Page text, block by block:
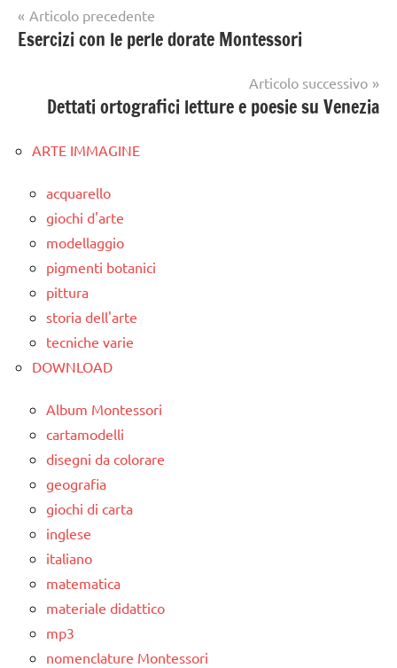
Navigazione
articoli
Articolo precedente
Esercizi con le perle dorate Montessori
Articolo successivo
Dettati ortografici letture e poesie su Venezia
ARTE IMMAGINE
acquarello
giochi d'arte
modellaggio
pigmenti botanici
pittura
storia dell'arte
tecniche varie
DOWNLOAD
Album Montessori
cartamodelli
disegni da colorare
geografia
giochi di carta
inglese
italiano
matematica
materiale didattico
mp3
nomenclature Montessori